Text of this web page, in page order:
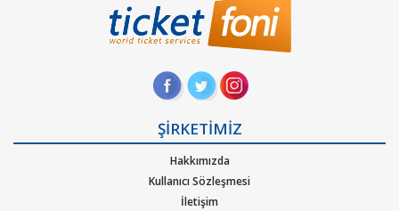
ŞİRKETİMİZ
Hakkımızda
Kullanıcı Sözleşmesi
İletişim